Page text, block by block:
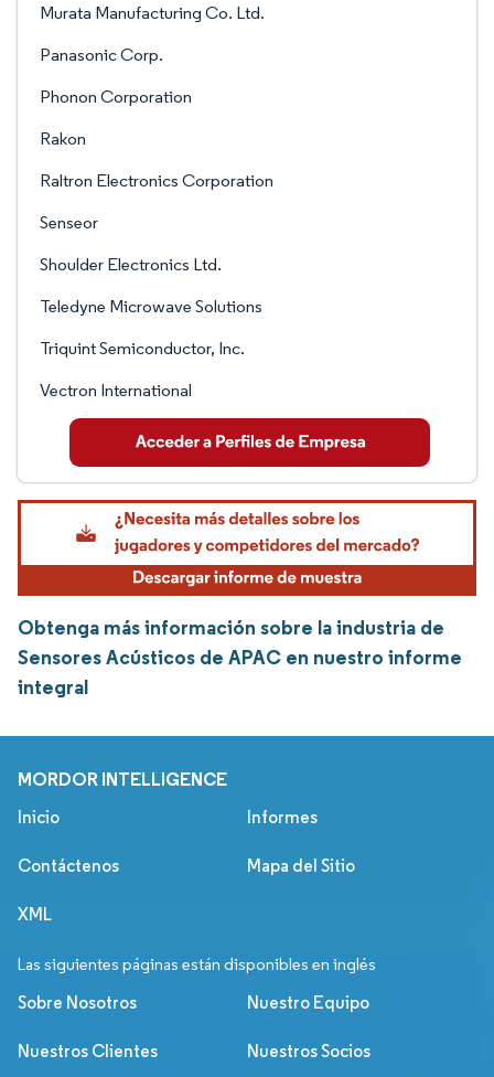
Murata Manufacturing Co. Ltd.
Panasonic Corp.
Phonon Corporation
Rakon
Raltron Electronics Corporation
Senseor
Shoulder Electronics Ltd.
Teledyne Microwave Solutions
Triquint Semiconductor, Inc.
Vectron International
Obtenga más información sobre la industria de
Sensores Acústicos de APAC en nuestro informe
integral
MORDOR INTELLIGENCE
Inicio Informes
Contáctenos Mapa del Sitio
XML
Las siguientes páginas están disponibles en inglés
Sobre Nosotros Nuestro Equipo
Nuestros Clientes Nuestros Socios